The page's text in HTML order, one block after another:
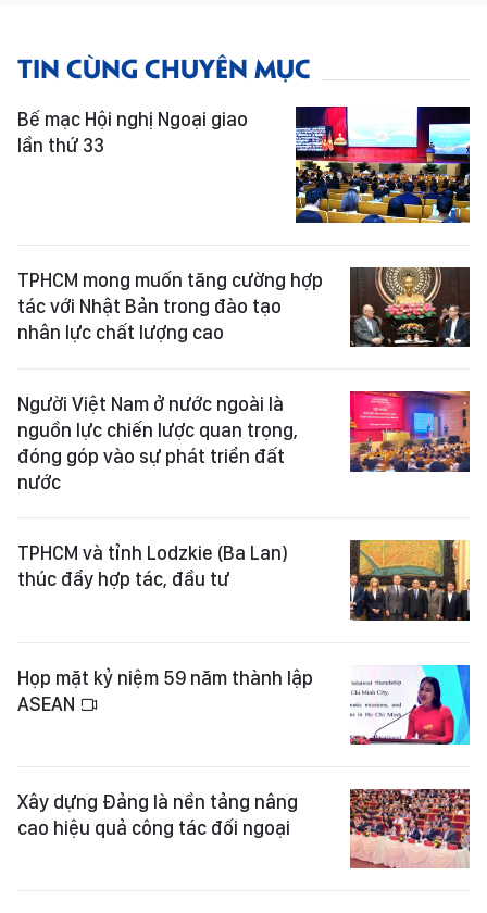
TIN CÙNG CHUYÊN MỤC
Bế mạc Hội nghị Ngoại giao
lần thứ 33
TPHCM mong muốn tăng cường hợp
tác với Nhật Bản trong đào tạo
nhân lực chất lượng cao
Người Việt Nam ở nước ngoài là
nguồn lực chiến lược quan trọng,
đóng góp vào sự phát triển đất
nước
TPHCM và tỉnh Lodzkie (Ba Lan)
thúc đẩy hợp tác, đầu tư
Họp mặt kỷ niệm 59 năm thành lập
ASEAN
Xây dựng Đảng là nền tảng nâng
cao hiệu quả công tác đối ngoại